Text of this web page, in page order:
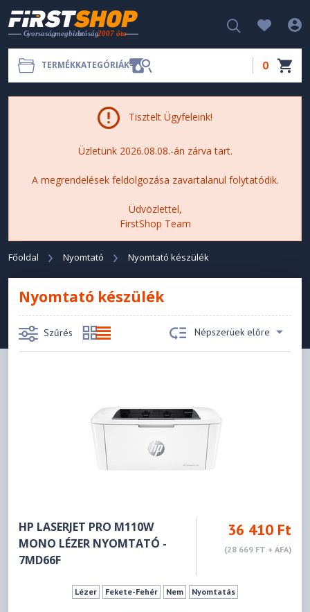
TERMÉKKATEGÓRIÁK 0
Tisztelt Ügyfeleink!
Üzletünk 2026.08.08.-án zárva tart.
A megrendelések feldolgozása zavartalanul folytatódik.
Üdvözlettel,
FirstShop Team
Főoldal Nyomtató Nyomtató készülék
Nyomtató készülék
Szűrés Népszerüek előre
HP LASERJET PRO M110W
MONO LÉZER NYOMTATÓ -
7MD66F
36 410 Ft
(28 669 FT + ÁFA)
Lézer Fekete-Fehér Nem Nyomtatás